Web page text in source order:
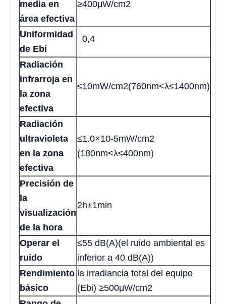
media en
área efectiva
≥400μW/cm2
Uniformidad
de Ebi
0,4
Radiación
infrarroja en
la zona
efectiva
≤10mW/cm2(760nm<λ≤1400nm)
Radiación
ultravioleta
en la zona
efectiva
≤1.0×10-5mW/cm2
(180nm<λ≤400nm)
Precisión de
la
visualización
de la hora
2h±1min
Operar el
ruido
≤55 dB(A)(el ruido ambiental es
inferior a 40 dB(A))
Rendimiento
básico
la irradiancia total del equipo
(Ebi) ≥500μW/cm2